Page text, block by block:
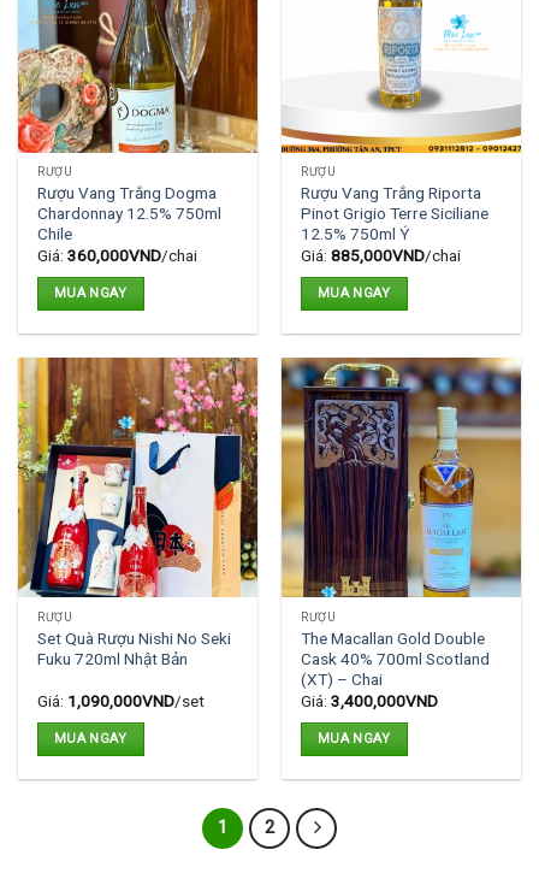
RƯỢU
Rượu Vang Trắng Dogma
Chardonnay 12.5% 750ml
Chile
Giá: 360,000VND/chai
MUA NGAY
RƯỢU
Rượu Vang Trắng Riporta
Pinot Grigio Terre Siciliane
12.5% 750ml Ý
Giá: 885,000VND/chai
MUA NGAY
RƯỢU
Set Quà Rượu Nishi No Seki
Fuku 720ml Nhật Bản
Giá: 1,090,000VND/set
MUA NGAY
RƯỢU
The Macallan Gold Double
Cask 40% 700ml Scotland
(XT) – Chai
Giá: 3,400,000VND
MUA NGAY
1 2